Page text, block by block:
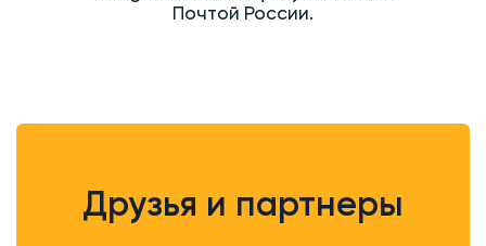
Почтой России.
Друзья и партнеры